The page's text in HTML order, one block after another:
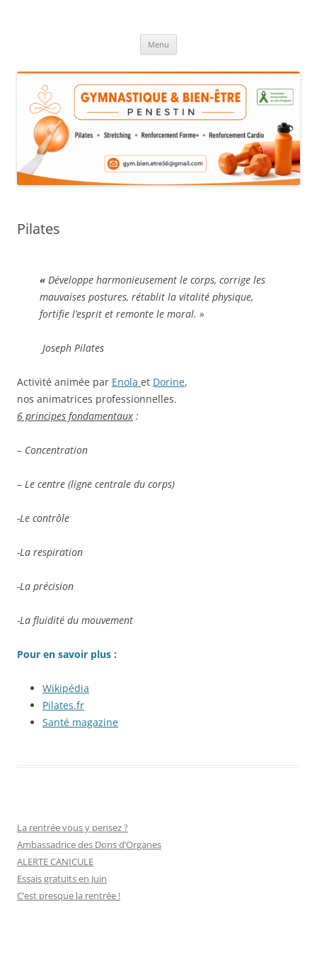
Menu
Pilates
« Développe harmonieusement le corps, corrige les
mauvaises postures, rétablit la vitalité physique,
fortifie l’esprit et remonte le moral. »
Joseph Pilates
Activité animée par Enola et Dorine,
nos animatrices professionnelles.
6 principes fondamentaux :
– Concentration
– Le centre (ligne centrale du corps)
-Le contrôle
-La respiration
-La précision
-La fluidité du mouvement
Pour en savoir plus :
Wikipédia
Pilates.fr
Santé magazine
La rentrée vous y pensez ?
Ambassadrice des Dons d’Organes
ALERTE CANICULE
Essais gratuits en Juin
C’est presque la rentrée !